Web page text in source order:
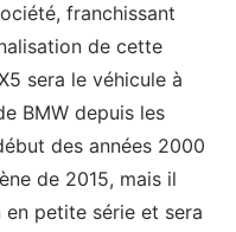
franchissant
de cette
sera le véhicule à
BMW depuis les
des années 2000
de 2015, mais il
petite série et sera